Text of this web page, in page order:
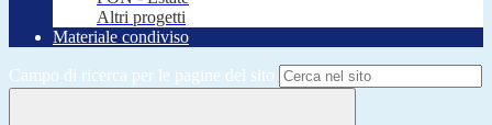
Altri progetti
Materiale condiviso
Campo di ricerca per le pagine del sito